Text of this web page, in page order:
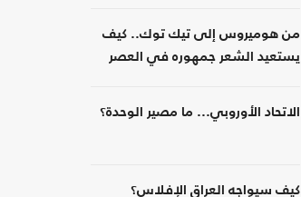
من هوميروس إلى تيك توك.. كيف
يستعيد الشعر جمهوره في العصر
الاتحاد الأوروبي... ما مصير الوحدة؟
كيف سيواجه العراق الإفلاس؟